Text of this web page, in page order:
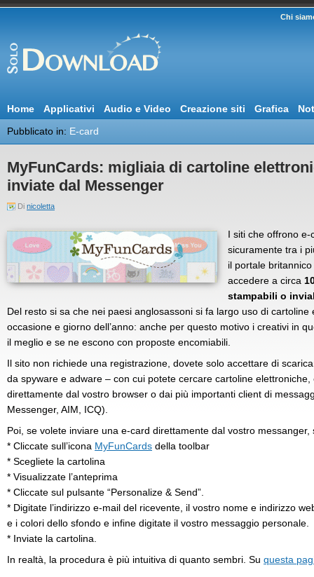
Chi
Home Applicativi Audio e Video Creazione siti Grafica
Pubblicato in: E-card
MyFunCards: migliaia di cartoline
inviate dal Messenger
Di nicoletta
I siti che offrono
sicuramente tra i
il portale britannico
accedere a circa
stampabili o
Del resto si sa che nei paesi anglosassoni si fa largo uso di
occasione e giorno dell’anno: anche per questo motivo i creativi in
il meglio e se ne escono con proposte encomiabili.
Il sito non richiede una registrazione, dovete solo accettare di
da spyware e adware – con cui potete cercare cartoline
direttamente dal vostro browser o dai più importanti client di
Messenger, AIM, ICQ).
Poi, se volete inviare una e-card direttamente dal vostro
* Cliccate sull’icona MyFunCards della toolbar
* Scegliete la cartolina
* Visualizzate l’anteprima
* Cliccate sul pulsante “Personalize & Send”.
* Digitate l’indirizzo e-mail del ricevente, il vostro nome e indirizzo
e i colori dello sfondo e infine digitate il vostro messaggio personale.
* Inviate la cartolina.
In realtà, la procedura è più intuitiva di quanto sembri. Su questa